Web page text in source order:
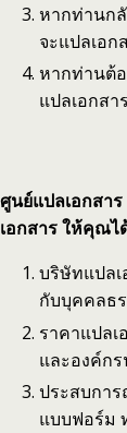
หากท่านกลั
จะแปลเอ
หากท่านต้
แปลเอกสา
ศูนย์แปลเอกสา
เอกสาร ให้คุณไ
บริษัทแปล
กับบุคคลธ
ราคาแปล
และองค์ก
ประสบกา
แบบฟอร์ม